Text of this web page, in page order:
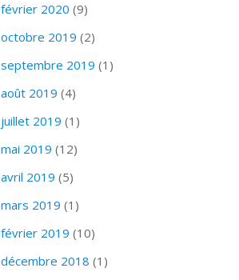
février 2020 (9)
octobre 2019 (2)
septembre 2019 (1)
août 2019 (4)
juillet 2019 (1)
mai 2019 (12)
avril 2019 (5)
mars 2019 (1)
février 2019 (10)
décembre 2018 (1)